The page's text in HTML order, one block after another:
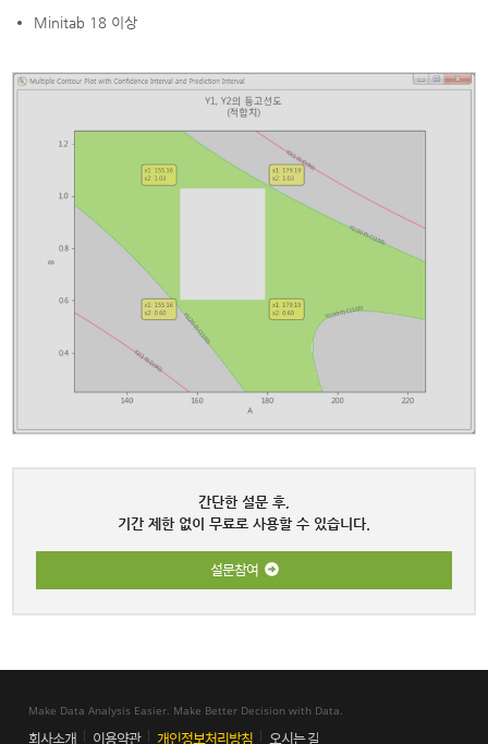
Minitab 18 이상
간단한 설문 후,
기간 제한 없이 무료로 사용할 수 있습니다.
설문참여
Make Data Analysis Easier. Make Better Decision with Data.
회사소개 이용약관 개인정보처리방침 오시는 길